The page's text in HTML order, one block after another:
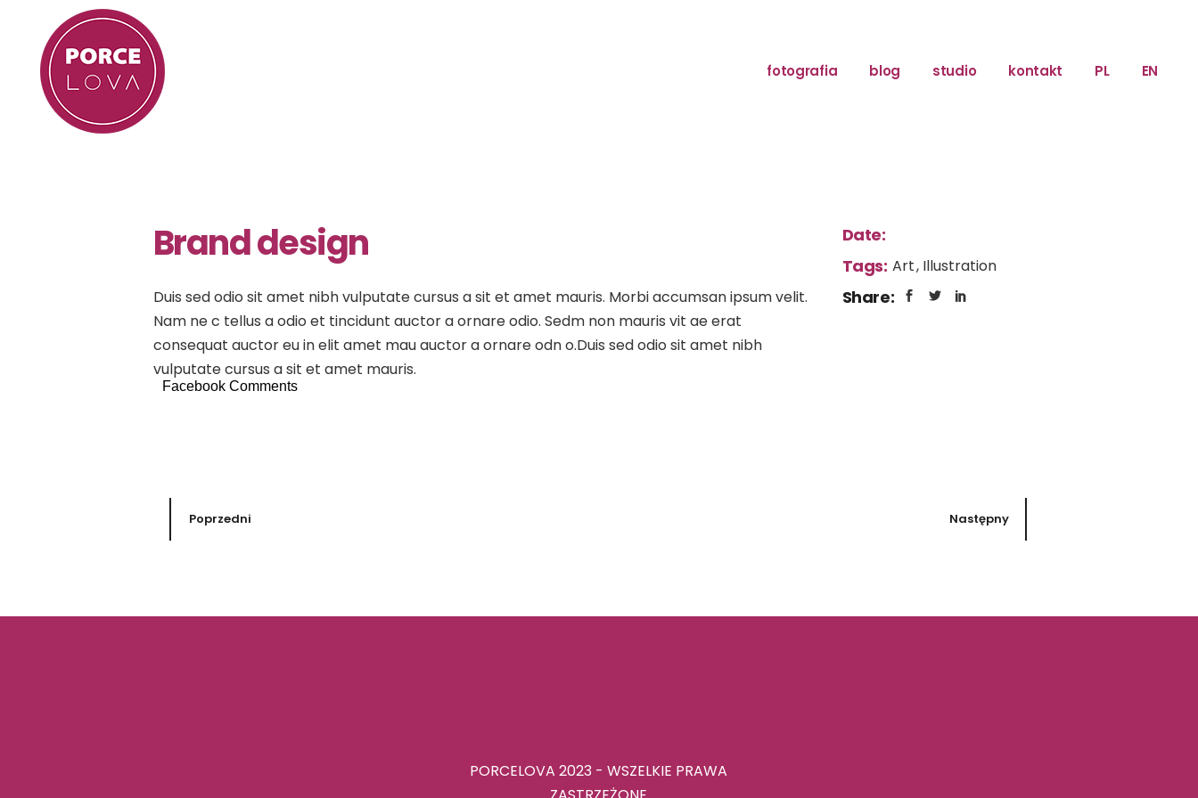
fotografia blog studio kontakt PL EN
Brand design
Duis sed odio sit amet nibh vulputate cursus a sit et amet mauris. Morbi accumsan ipsum velit.
Nam ne c tellus a odio et tincidunt auctor a ornare odio. Sedm non mauris vit ae erat
consequat auctor eu in elit amet mau auctor a ornare odn o.Duis sed odio sit amet nibh
vulputate cursus a sit et amet mauris.
Facebook Comments
Date:
Tags: Art Illustration
Share:
Poprzedni Następny
PORCELOVA 2023 - WSZELKIE PRAWA